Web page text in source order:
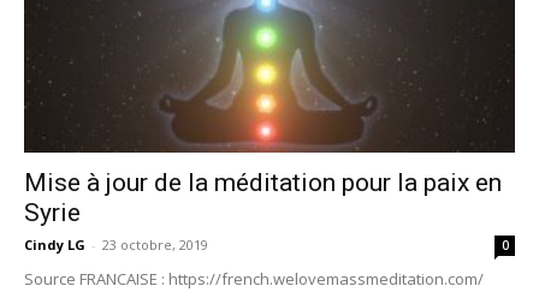
Mise à jour de la méditation pour la paix en
Syrie
Cindy LG - 23 octobre, 2019 0
Source FRANCAISE : https://french.welovemassmeditation.com/